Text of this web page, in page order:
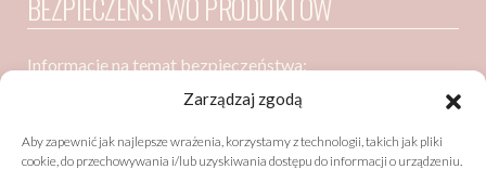
Zarządzaj zgodą
Aby zapewnić jak najlepsze wrażenia, korzystamy z technologii, takich jak pliki
cookie, do przechowywania i/lub uzyskiwania dostępu do informacji o urządzeniu.
Informacje na temat bezpieczeństwa:
Dressler Dublin Spółka z ograniczoną odpowiedzialnością
05-850 Ożarów Mazowiecki